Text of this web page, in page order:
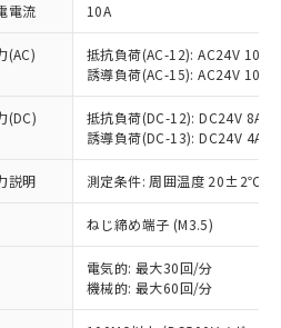
電流 10A
(AC)
抵抗負荷(AC-12): AC24V 10A/
誘導負荷(AC-15): AC24V
(DC)
抵抗負荷(DC-12): DC24V 8A/
誘導負荷(DC-13): DC24V 4A/
説明 測定条件: 周囲温度 20±2℃、
ねじ締め端子 (M3.5)
電気的: 最大30回/分
機械的: 最大60回/分
みいただき、同意のうえ
、当社制御機器事業取扱
庫状況および標準価格
させていただくもので
事業取扱商品の中には、
ください。
び標準価格照会結果は、
更新日時点での社内デー
成されるものであり、閲
RoHS指令（10物質）の
商品で、対応品を出す予
RoHS指令（10物質）の
調査中または確認中の
ンス料など無形物で、有
のない商品です。
より、非含有部品として
と判明した場合などや
ことがあります。
水銀(Hg) 1000ppm以下、 カド
表
料含有率が中国RoHSの
ことを示します。
料含有率が中国RoHSの
ことを示します。
す。当社販売部門へお問
準値 (GB/T26572)：
ら貴社製品のうち、外国
国貿易法に定める商品
貨物等」という）を輸出
の提供する場合は、日本
許可(または役務取引許